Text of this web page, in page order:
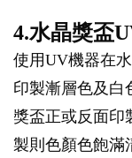
4.水晶獎盃
使用UV機器在
印製漸層色及白
獎盃正或反面印
製則色顏色飽滿